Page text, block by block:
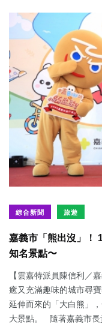
綜合新聞 旅遊
嘉義市「熊出沒」！
知名景點〜
【雲嘉特派員陳信利／
癒又充滿趣味的城市尋
延伸而來的「大白熊」
大景點。 隨著嘉義市長